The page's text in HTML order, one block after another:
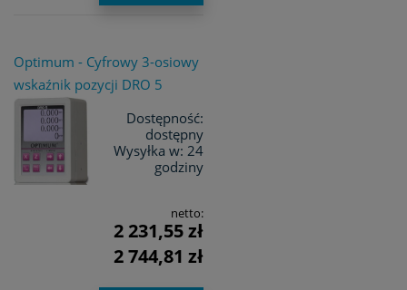
Optimum - Cyfrowy 3-osiowy
wskaźnik pozycji DRO 5
Dostępność:
dostępny
Wysyłka w: 24
godziny
netto:
2 231,55 zł
2 744,81 zł